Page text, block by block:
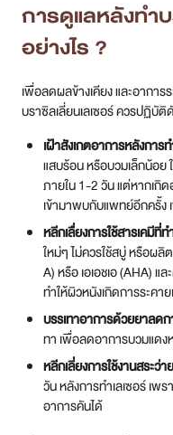
หากเทียบกับการกำจัดขนด้
ปัญหาขนคุด และปัญหาอาก
ช่วยในเรื่องของความสะ
ทำให้ดูเป็นคนดูแลตัวเอง ช่
สรุป
การทำเลเซอร์บราซิลเลี่ยน
และผู้ชายในปัจจุบัน เพราะกา
เห็นถึงความใส่ใจในการดูแลตัว
ของความสะอาด และลดปัญห
ยังช่วยส่งเสริมความมั่นใจให้กั
รักได้เป็นอย่างดี อย่าปล่อยให้
คุณต้องกังวลใจ
หากใครที่กำลังสนใจก็ไม่ต้อง
ของคลินิก ที่ DSK เราใช้
Long pulsed NdYAG
พลังงานทำการรักษาแบบราย